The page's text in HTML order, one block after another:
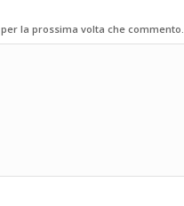
la prossima volta che commento.